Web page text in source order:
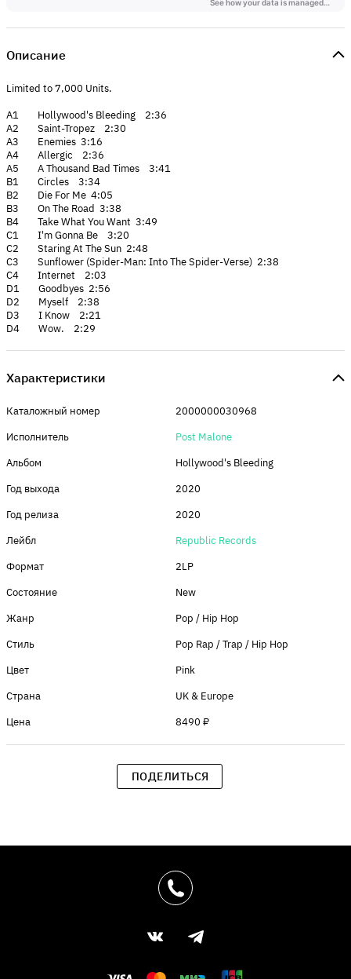
Описание
Limited to 7,000 Units.
A1 Hollywood's Bleeding 2:36
A2 Saint-Tropez 2:30
A3 Enemies 3:16
A4 Allergic 2:36
A5 A Thousand Bad Times 3:41
B1 Circles 3:34
B2 Die For Me 4:05
B3 On The Road 3:38
B4 Take What You Want 3:49
C1 I'm Gonna Be 3:20
C2 Staring At The Sun 2:48
C3 Sunflower (Spider-Man: Into The Spider-Verse) 2:38
C4 Internet 2:03
D1 Goodbyes 2:56
D2 Myself 2:38
D3 I Know 2:21
D4 Wow. 2:29
Характеристики
Каталожный номер
2000000030968
Исполнитель
Post Malone
Альбом
Hollywood's Bleeding
Год выхода
2020
Год релиза
2020
Лейбл
Republic Records
Формат
2LP
Состояние
New
Жанр
Pop / Hip Hop
Стиль
Pop Rap / Trap / Hip Hop
Цвет
Pink
Страна
UK & Europe
Цена
8490 ₽
ПОДЕЛИТЬСЯ